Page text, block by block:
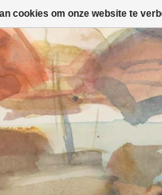
cookies om onze website te